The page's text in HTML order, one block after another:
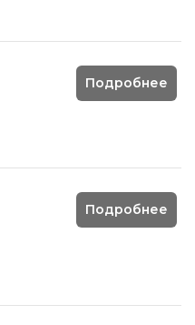
Подробнее
Подробнее